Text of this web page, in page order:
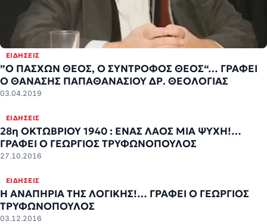
ΕΙΔΉΣΕΙΣ
”Ο ΠΑΣΧΩΝ ΘΕΟΣ, Ο ΣΥΝΤΡΟΦΟΣ ΘΕΟΣ“… ΓΡΑΦΕΙ
Ο ΘΑΝΑΣΗΣ ΠΑΠΑΘΑΝΑΣΙΟΥ ΔΡ. ΘΕΟΛΟΓΙΑΣ
03.04.2019
ΕΙΔΉΣΕΙΣ
28η ΟΚΤΩΒΡΙΟΥ 1940 : ΕΝΑΣ ΛΑΟΣ ΜΙΑ ΨΥΧΗ!…
ΓΡΑΦΕΙ Ο ΓΕΩΡΓΙΟΣ ΤΡΥΦΩΝΟΠΟΥΛΟΣ
27.10.2016
ΕΙΔΉΣΕΙΣ
Η ΑΝΑΠΗΡΙΑ ΤΗΣ ΛΟΓΙΚΗΣ!… ΓΡΑΦΕΙ Ο ΓΕΩΡΓΙΟΣ
ΤΡΥΦΩΝΟΠΟΥΛΟΣ
03.12.2016